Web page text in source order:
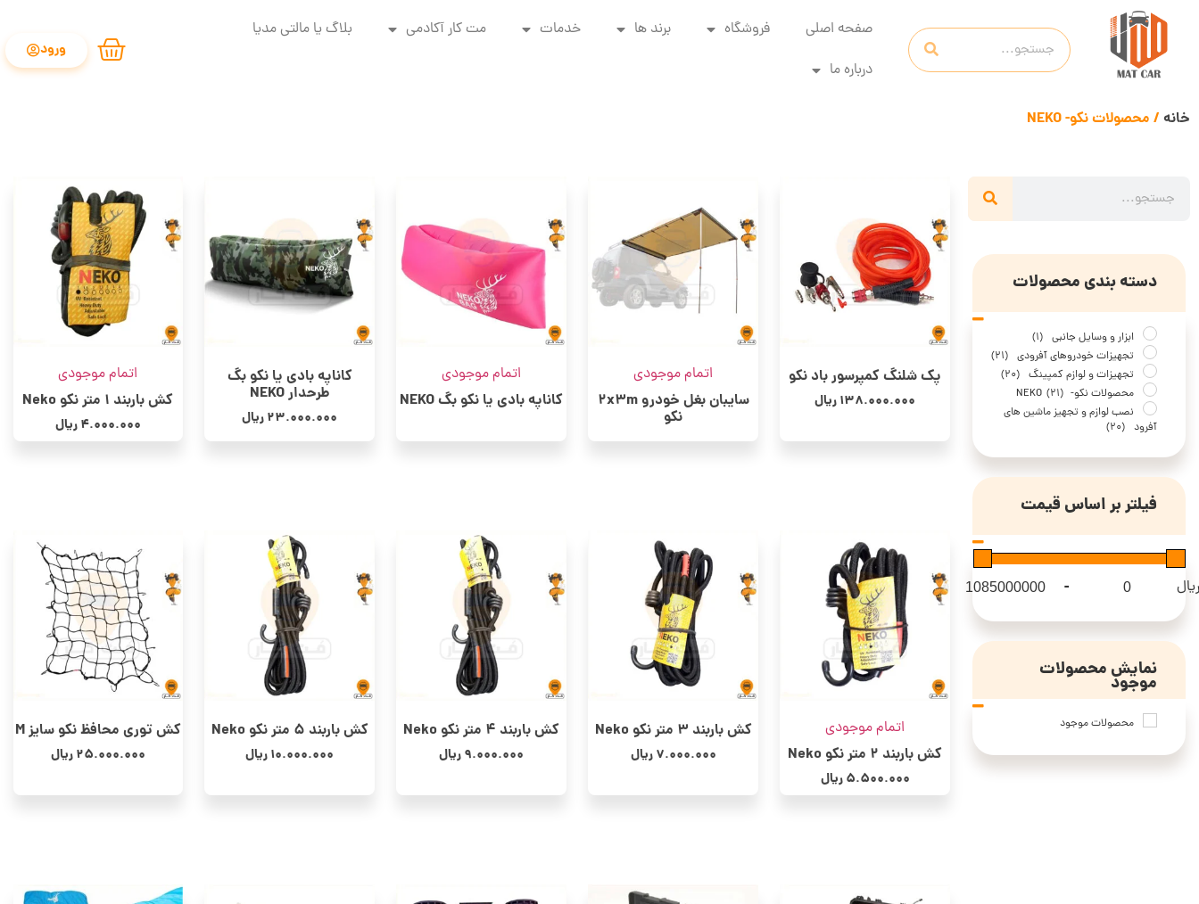
صفحه اصلی فروشگاه برند ها خدمات مت کار آکادمی
بلاگ یا مالتی مدیا
درباره ما
ورود
خانه / محصولات نکو- NEKO
دسته بندی محصولات
ابزار و وسایل جانبی (1)
تجهیزات خودروهای آفرودی (21)
تجهیزات و لوازم کمپینگ (20)
محصولات نکو- NEKO (21)
نصب لوازم و تجهیز ماشین های
آفرود (20)
فیلتر بر اساس قیمت
ریال Minimum Price
-
Maximum Price
نمایش محصولات
موجود
محصولات موجود
پک شلنگ کمپرسور باد نکو
138.000.000ریال
اتمام موجودی
سایبان بغل خودرو 2x3m
نکو
اتمام موجودی
کاناپه بادی یا نکو بگ NEKO
کاناپه بادی یا نکو بگ
طرحدار NEKO
23.000.000ریال
اتمام موجودی
کش باربند 1 متر نکو Neko
4.000.000ریال
اتمام موجودی
کش باربند 2 متر نکو Neko
5.500.000ریال
کش باربند 3 متر نکو Neko
7.000.000ریال
کش باربند 4 متر نکو Neko
9.000.000ریال
کش باربند 5 متر نکو Neko
10.000.000ریال
کش توری محافظ نکو سایز M
25.000.000ریال